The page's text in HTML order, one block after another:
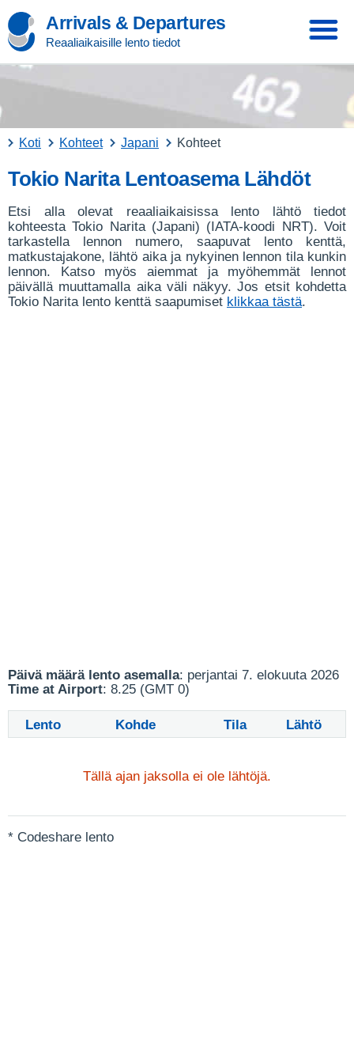
Arrivals & Departures
Reaaliaikaisille lento tiedot
Koti Kohteet Japani Kohteet
Tokio Narita Lentoasema Lähdöt
Etsi alla olevat reaaliaikaisissa lento lähtö tiedot
kohteesta Tokio Narita (Japani) (IATA-koodi NRT). Voit
tarkastella lennon numero, saapuvat lento kenttä,
matkustajakone, lähtö aika ja nykyinen lennon tila kunkin
lennon. Katso myös aiemmat ja myöhemmät lennot
päivällä muuttamalla aika väli näkyy. Jos etsit kohdetta
Tokio Narita lento kenttä saapumiset klikkaa tästä.
Päivä määrä lento asemalla: perjantai 7. elokuuta 2026
Time at Airport: 8.25 (GMT 0)
Lento Kohde Tila Lähtö
Tällä ajan jaksolla ei ole lähtöjä.
* Codeshare lento